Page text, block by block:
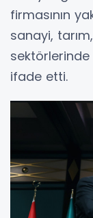
firmasının
sanayi,
ifade etti.